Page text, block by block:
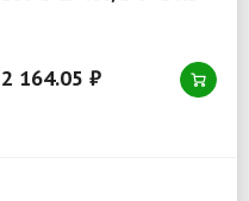
2 164.05 ₽